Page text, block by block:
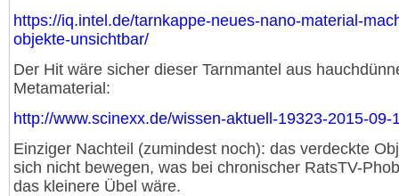
https://iq.intel.de/tarnkappe-neues-nano-material-
objekte-unsichtbar/
Der Hit wäre sicher dieser Tarnmantel aus
Metamaterial:
http://www.scinexx.de/wissen-aktuell-19323-2015-09-
Einziger Nachteil (zumindest noch): das verdeckte
sich nicht bewegen, was bei chronischer RatsTV-
das kleinere Übel wäre.